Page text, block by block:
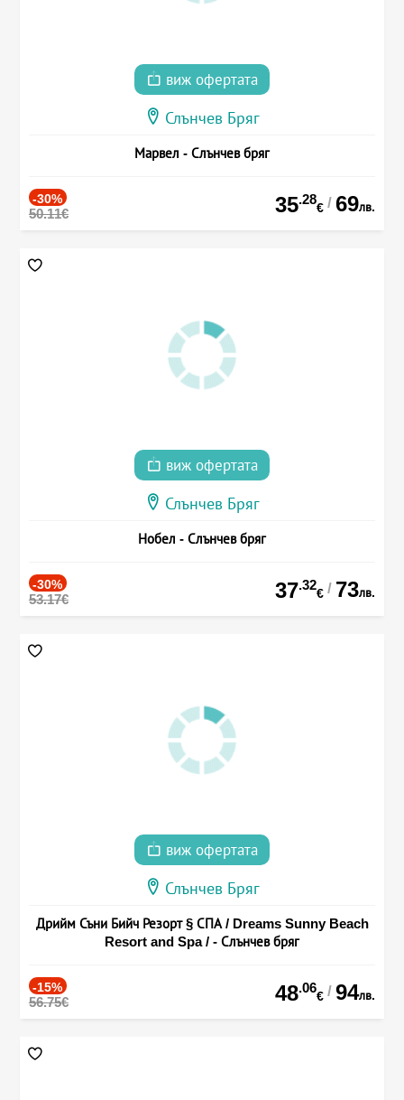
виж офертата
Слънчев Бряг
Марвел - Слънчев бряг
-30%
50.11€ 35.28
€ / 69лв.
виж офертата
Слънчев Бряг
Нобел - Слънчев бряг
-30%
53.17€ 37.32
€ / 73лв.
виж офертата
Слънчев Бряг
Дрийм Съни Бийч Резорт § СПА / Dreams Sunny Beach
Resort and Spa / - Слънчев бряг
-15%
56.75€ 48.06
€ / 94лв.